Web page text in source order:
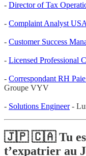
- Director of Tax
- Complaint Analyst USA
- Customer Success
- Licensed Professional
- Correspondant RH
Groupe VYV
- Solutions Engineer-
🇯🇵 🇨🇦 Tu es
t’expatrier au